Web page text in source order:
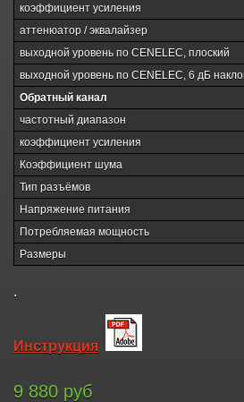
коэффициент усиления
аттенюатор / эквалайзер
выходной уровень по CENELEC, плоский
выходной уровень по CENELEC, 6 дБ
Обратный канал
частотный диапазон
коэффициент усиления
Коэффициент шума
Тип разъёмов
Напряжение питания
Потребляемая мощность
Размеры
.
Инструкция
9 880 руб